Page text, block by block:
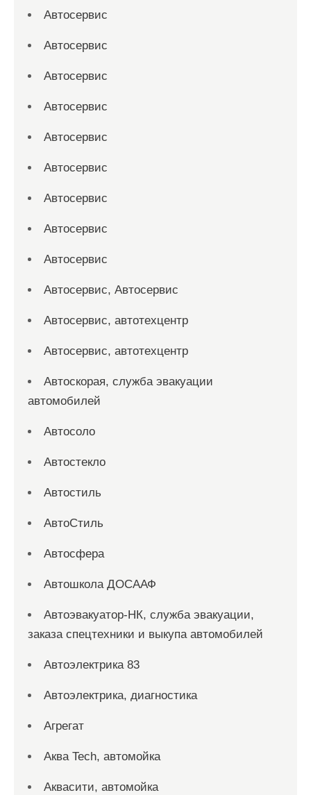
Автосервис
Автосервис
Автосервис
Автосервис
Автосервис
Автосервис
Автосервис
Автосервис
Автосервис
Автосервис, Автосервис
Автосервис, автотехцентр
Автосервис, автотехцентр
Автоскорая, служба эвакуации
автомобилей
Автосоло
Автостекло
Автостиль
АвтоСтиль
Автосфера
Автошкола ДОСААФ
Автоэвакуатор-НК, служба эвакуации,
заказа спецтехники и выкупа автомобилей
Автоэлектрика 83
Автоэлектрика, диагностика
Агрегат
Аква Tech, автомойка
Аквасити, автомойка